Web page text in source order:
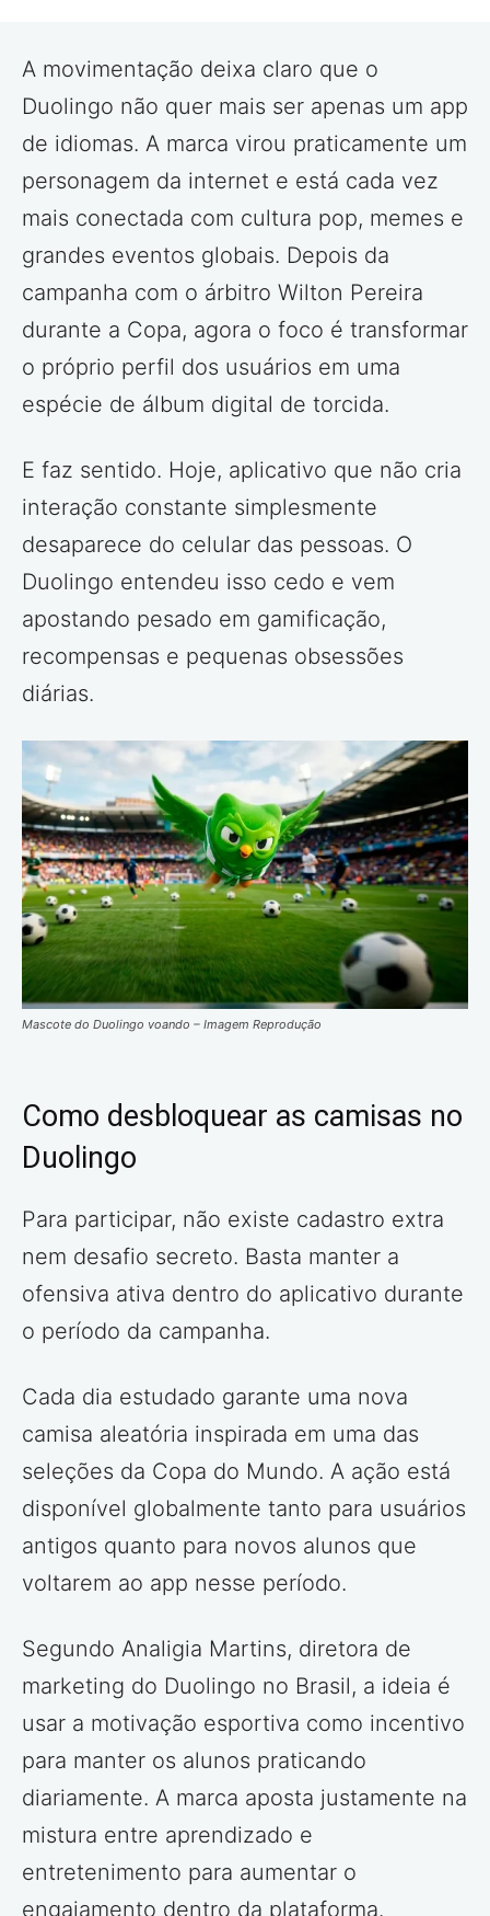
A movimentação deixa claro que o
Duolingo não quer mais ser apenas um app
de idiomas. A marca virou praticamente um
personagem da internet e está cada vez
mais conectada com cultura pop, memes e
grandes eventos globais. Depois da
campanha com o árbitro Wilton Pereira
durante a Copa, agora o foco é transformar
o próprio perfil dos usuários em uma
espécie de álbum digital de torcida.
E faz sentido. Hoje, aplicativo que não cria
interação constante simplesmente
desaparece do celular das pessoas. O
Duolingo entendeu isso cedo e vem
apostando pesado em gamificação,
recompensas e pequenas obsessões
diárias.
Mascote do Duolingo voando – Imagem Reprodução
Como desbloquear as camisas no
Duolingo
Para participar, não existe cadastro extra
nem desafio secreto. Basta manter a
ofensiva ativa dentro do aplicativo durante
o período da campanha.
Cada dia estudado garante uma nova
camisa aleatória inspirada em uma das
seleções da Copa do Mundo. A ação está
disponível globalmente tanto para usuários
antigos quanto para novos alunos que
voltarem ao app nesse período.
Segundo Analigia Martins, diretora de
marketing do Duolingo no Brasil, a ideia é
usar a motivação esportiva como incentivo
para manter os alunos praticando
diariamente. A marca aposta justamente na
mistura entre aprendizado e
entretenimento para aumentar o
engajamento dentro da plataforma.